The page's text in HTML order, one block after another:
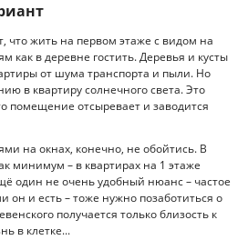
что жить на первом этаже с видом на
как в деревне гостить. Деревья и кусты
от шума транспорта и пыли. Но
в квартиру солнечного света. Это
помещение отсыревает и заводится
на окнах, конечно, не обойтись. В
минимум – в квартирах на 1 этаже
один не очень удобный нюанс – частое
он и есть – тоже нужно позаботиться о
получается только близость к
в клетке...